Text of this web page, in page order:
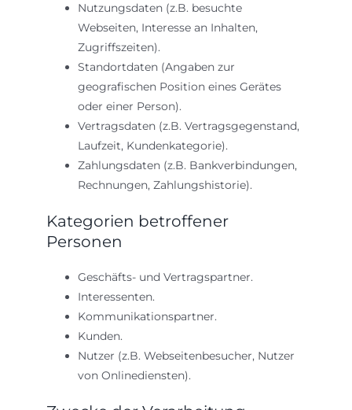
Nutzungsdaten (z.B. besuchte
Webseiten, Interesse an Inhalten,
Zugriffszeiten).
Standortdaten (Angaben zur
geografischen Position eines Gerätes
oder einer Person).
Vertragsdaten (z.B. Vertragsgegenstand,
Laufzeit, Kundenkategorie).
Zahlungsdaten (z.B. Bankverbindungen,
Rechnungen, Zahlungshistorie).
Kategorien betroffener
Personen
Geschäfts- und Vertragspartner.
Interessenten.
Kommunikationspartner.
Kunden.
Nutzer (z.B. Webseitenbesucher, Nutzer
von Onlinediensten).